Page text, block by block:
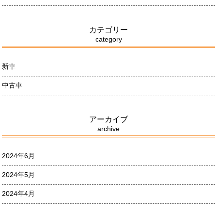
カテゴリー
category
新車
中古車
アーカイブ
archive
2024年6月
2024年5月
2024年4月